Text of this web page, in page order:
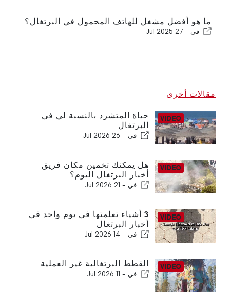
ما هو أفضل مشغل للهاتف المحمول في البرتغال؟
في - 27 Jul 2025
مقالات أخرى
حياة المتشرد بالنسبة لي في
البرتغال
في - 26 Jul 2026
هل يمكنك تخمين مكان فريق
أخبار البرتغال اليوم؟
في - 21 Jul 2026
3 أشياء تعلمتها في يوم واحد في
أخبار البرتغال
في - 14 Jul 2026
القطط البرتغالية غير العملية
في - 11 Jul 2026